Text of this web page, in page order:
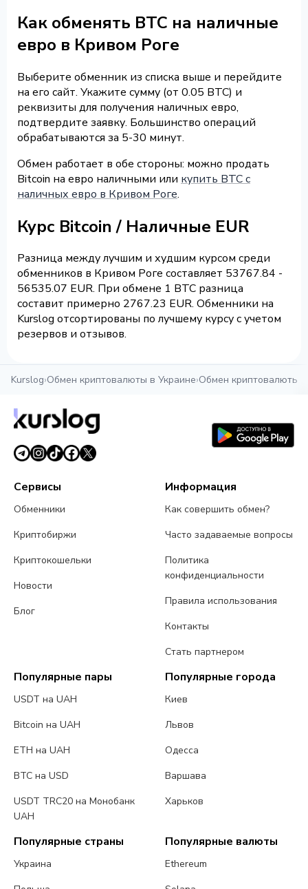
Как обменять BTC на наличные
евро в Кривом Роге
Выберите обменник из списка выше и перейдите
на его сайт. Укажите сумму (от 0.05 BTC) и
реквизиты для получения наличных евро,
подтвердите заявку. Большинство операций
обрабатываются за 5-30 минут.
Обмен работает в обе стороны: можно продать
Bitcoin на евро наличными или купить BTC с
наличных евро в Кривом Роге.
Курс Bitcoin / Наличные EUR
Разница между лучшим и худшим курсом среди
обменников в Кривом Роге составляет 53767.84 -
56535.07 EUR. При обмене 1 BTC разница
составит примерно 2767.23 EUR. Обменники на
Kurslog отсортированы по лучшему курсу с учетом
резервов и отзывов.
Kurslog›Обмен криптовалюты в Украине›Обмен криптовалюты
Сервисы
Обменники
Криптобиржи
Криптокошельки
Новости
Блог
Информация
Как совершить обмен?
Часто задаваемые вопросы
Политика
конфиденциальности
Правила использования
Контакты
Стать партнером
Популярные пары
USDT на UAH
Bitcoin на UAH
ETH на UAH
BTC на USD
USDT TRC20 на Монобанк
UAH
Популярные города
Киев
Львов
Одесса
Варшава
Харьков
Популярные страны
Украина
Популярные валюты
Ethereum